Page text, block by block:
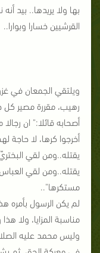
بها ولا يريدها.. بيد
القرشيين خسارا وبوارا..
ويلتقي الجمعان في
رهيب، مقررة مصير
أصحابه قائلا:" ان
أخرجوا كرها، لا حاجة
يقتله..ومن لقي
يقتله..ومن لقي
مستكرها"..
لم يكن الرسول بأمره
مناسبة المزايا، ولا
وليس محمد عليه